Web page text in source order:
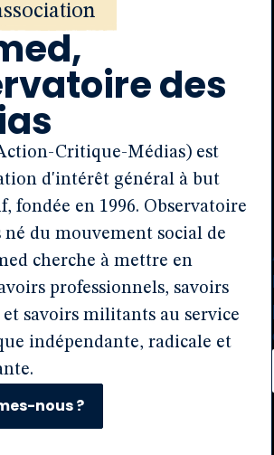
des
Critique-Médias) est
d'intérêt général à but
fondée en 1996. Observatoire
né du mouvement social de
cherche à mettre en
professionnels, savoirs
savoirs militants au service
indépendante, radicale et
nous ?